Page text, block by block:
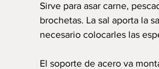
Sirve para asar carne,
brochetas. La sal aporta la
necesario colocarles las
El soporte de acero va